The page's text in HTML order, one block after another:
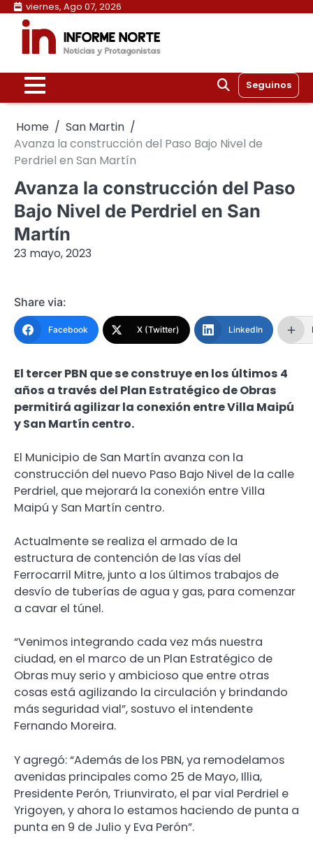
Skip
content
viernes, Ago 07, 2026
Seguinos
Home
San Martin
Avanza la construcción del Paso Bajo Nivel de
Perdriel en San Martín
Avanza la construcción del Paso
Bajo Nivel de Perdriel en San
Martín
23 mayo, 2023
Share via:
Facebook X (Twitter) LinkedIn
El tercer PBN que se construye en los últimos 4
años a través del Plan Estratégico de Obras
permitirá agilizar la conexión entre Villa Maipú
y San Martín centro.
El Municipio de San Martín avanza con la
construcción del nuevo Paso Bajo Nivel de la calle
Perdriel, que mejorará la conexión entre Villa
Maipú y San Martín centro.
Actualmente se realiza el armado de la
estructura de contención de las vías del
Ferrocarril Mitre, junto a los últimos trabajos de
desvío de tuberías de agua y gas, para comenzar
a cavar el túnel.
“Venimos integrando cada vez más nuestra
ciudad, en el marco de un Plan Estratégico de
Obras muy serio y ambicioso que entre otras
cosas está agilizando la circulación y brindando
más seguridad vial”, sostuvo el intendente
Fernando Moreira.
Y agregó: “Además de los PBN, ya remodelamos
avenidas principales como 25 de Mayo, Illia,
Presidente Perón, Triunvirato, el par vial Perdriel e
Yrigoyen, y ahora lo estamos haciendo de punta a
punta en 9 de Julio y Eva Perón”.